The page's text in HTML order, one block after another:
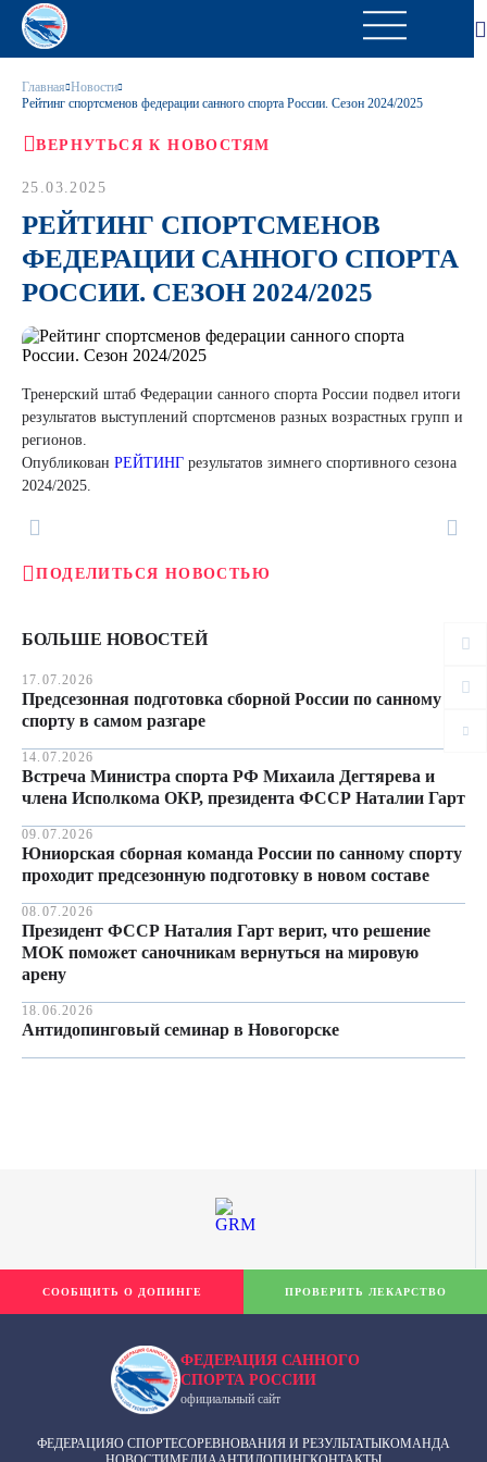
Главная Новости
Рейтинг спортсменов федерации санного спорта России. Сезон 2024/2025
ВЕРНУТЬСЯ К НОВОСТЯМ
25.03.2025
РЕЙТИНГ СПОРТСМЕНОВ
ФЕДЕРАЦИИ САННОГО СПОРТА
РОССИИ. СЕЗОН 2024/2025
Тренерский штаб Федерации санного спорта России подвел итоги
результатов выступлений спортсменов разных возрастных групп и
регионов.
Опубликован РЕЙТИНГ результатов зимнего спортивного сезона
2024/2025.
ПОДЕЛИТЬСЯ НОВОСТЬЮ
БОЛЬШЕ НОВОСТЕЙ
17.07.2026
Предсезонная подготовка сборной России по санному
спорту в самом разгаре
14.07.2026
Встреча Министра спорта РФ Михаила Дегтярева и
члена Исполкома ОКР, президента ФССР Наталии Гарт
09.07.2026
Юниорская сборная команда России по санному спорту
проходит предсезонную подготовку в новом составе
08.07.2026
Президент ФССР Наталия Гарт верит, что решение
МОК поможет саночникам вернуться на мировую
арену
18.06.2026
Антидопинговый семинар в Новогорске
ФЕДЕРАЦИЯ САННОГО
СПОРТА РОССИИ
официальный сайт
ФЕДЕРАЦИЯО СПОРТЕСОРЕВНОВАНИЯ И РЕЗУЛЬТАТЫКОМАНДА
СООБЩИТЬ О ДОПИНГЕ ПРОВЕРИТЬ ЛЕКАРСТВО